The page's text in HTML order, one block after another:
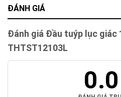
ĐÁNH GIÁ
Đánh giá Đầu tuýp lục giác
THTST12103L